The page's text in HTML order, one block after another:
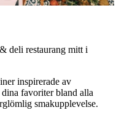
deli restaurang mitt i
inspirerade av
favoriter bland alla
smakupplevelse.